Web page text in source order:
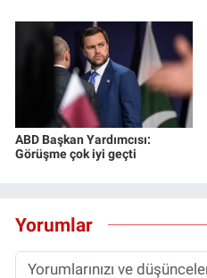
ABD Başkan Yardımcısı:
Görüşme çok iyi geçti
Yorumlar